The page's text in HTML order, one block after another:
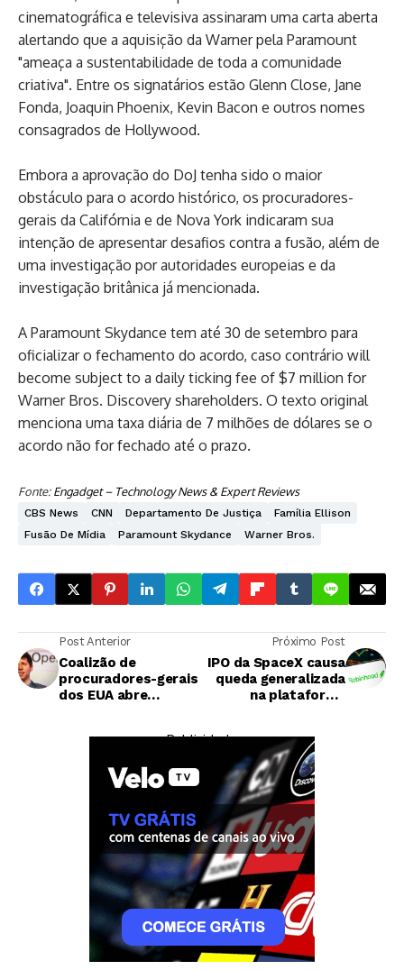
cinematográfica e televisiva assinaram uma carta aberta
alertando que a aquisição da Warner pela Paramount
"ameaça a sustentabilidade de toda a comunidade
criativa". Entre os signatários estão Glenn Close, Jane
Fonda, Joaquin Phoenix, Kevin Bacon e outros nomes
consagrados de Hollywood.
Embora a aprovação do DoJ tenha sido o maior
obstáculo para o acordo histórico, os procuradores-
gerais da Califórnia e de Nova York indicaram sua
intenção de apresentar desafios contra a fusão, além de
uma investigação por autoridades europeias e da
investigação britânica já mencionada.
A Paramount Skydance tem até 30 de setembro para
oficializar o fechamento do acordo, caso contrário will
become subject to a daily ticking fee of $7 million for
Warner Bros. Discovery shareholders. O texto original
menciona uma taxa diária de 7 milhões de dólares se o
acordo não for fechado até o prazo.
Fonte:Engadget – Technology News & Expert Reviews
CBS News CNN Departamento De Justiça
Família Ellison
Fusão De Mídia
Paramount Skydance Warner Bros.
Post Anterior
Coalizão de
procuradores-gerais
dos EUA abre
Próximo Post
IPO da SpaceX causa
queda generalizada
na plataforma
— Publicidade —
Qual Notebook Comprar